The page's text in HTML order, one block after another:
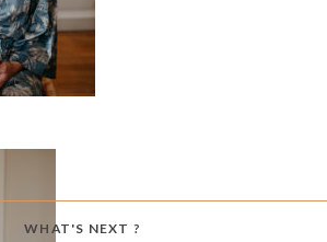
WHAT'S NEXT ?
INFOS
JOURNAL
CONTACT